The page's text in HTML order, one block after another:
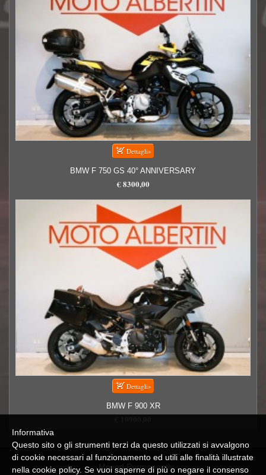
BMW F 750 GS 40° ANNIVERSARY
€ 8300,00
BMW F 900 XR
Moved Permanently
Informativa
Questo sito o gli strumenti terzi da questo utilizzati si avvalgono
di cookie necessari al funzionamento ed utili alle finalità illustrate
nella cookie policy. Se vuoi saperne di più o negare il consenso